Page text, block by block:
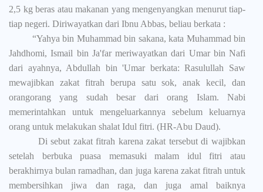
2,5 kg beras atau makanan yang mengenyangkan menurut tiap-
tiap negeri. Diriwayatkan dari Ibnu Abbas, beliau berkata :
“Yahya bin Muhammad bin sakana, kata Muhammad bin
Jahdhomi, Ismail bin Ja'far meriwayatkan dari Umar bin Nafi
dari ayahnya, Abdullah bin 'Umar berkata: Rasulullah Saw
mewajibkan zakat fitrah berupa satu sok, anak kecil, dan
orangorang yang sudah besar dari orang Islam. Nabi
memerintahkan untuk mengeluarkannya sebelum keluarnya
orang untuk melakukan shalat Idul fitri. (HR-Abu Daud).
Di sebut zakat fitrah karena zakat tersebut di wajibkan
setelah berbuka puasa memasuki malam idul fitri atau
berakhirnya bulan ramadhan, dan juga karena zakat fitrah untuk
membersihkan jiwa dan raga, dan juga amal baiknya